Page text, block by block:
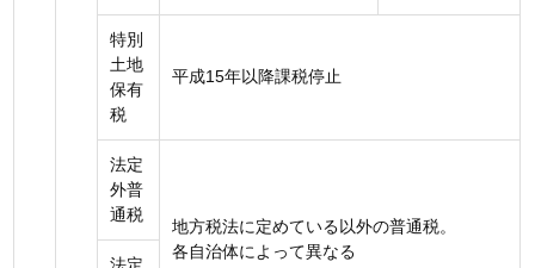
特別
土地
保有
税
平成15年以降課税停止
法定
外普
通税
地方税法に定めている以外の普通税。
各自治体によって異なる
法定